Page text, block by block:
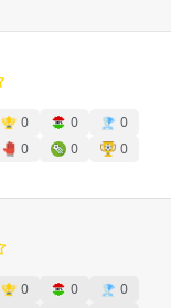
0 0
0
0 0
0
0 0
0